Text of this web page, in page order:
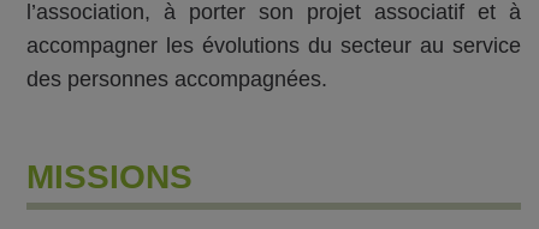
l’association, à porter son projet associatif et à
accompagner les évolutions du secteur au service
des personnes accompagnées.
MISSIONS